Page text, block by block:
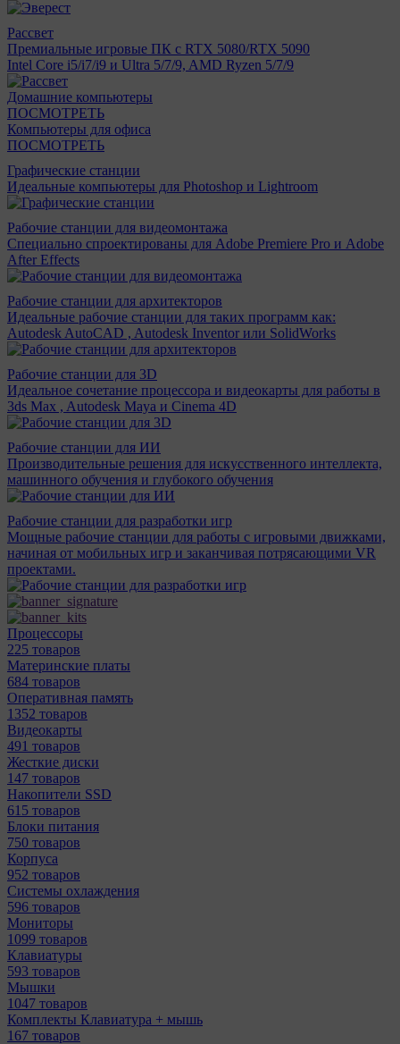
Рассвет
Премиальные игровые ПК с RTX 5080/RTX 5090
Intel Core i5/i7/i9 и Ultra 5/7/9, AMD Ryzen 5/7/9
Домашние компьютеры
ПОСМОТРЕТЬ
Компьютеры для офиса
ПОСМОТРЕТЬ
Графические станции
Идеальные компьютеры для Photoshop и Lightroom
Рабочие станции для видеомонтажа
Специально спроектированы для Adobe Premiere Pro и Adobe
After Effects
Рабочие станции для архитекторов
Идеальные рабочие станции для таких программ как:
Autodesk AutoCAD , Autodesk Inventor или SolidWorks
Рабочие станции для 3D
Идеальное сочетание процессора и видеокарты для работы в
3ds Max , Autodesk Maya и Cinema 4D
Рабочие станции для ИИ
Производительные решения для искусственного интеллекта,
машинного обучения и глубокого обучения
Рабочие станции для разработки игр
Мощные рабочие станции для работы с игровыми движками,
начиная от мобильных игр и заканчивая потрясающими VR
проектами.
Процессоры
225 товаров
Материнcкие платы
684 товаров
Оперативная память
1352 товаров
Видеокарты
491 товаров
Жесткие диски
147 товаров
Накопители SSD
615 товаров
Блоки питания
750 товаров
Корпуса
952 товаров
Системы охлаждения
596 товаров
Мониторы
1099 товаров
Клавиатуры
593 товаров
Мышки
1047 товаров
Комплекты Клавиатура + мышь
167 товаров